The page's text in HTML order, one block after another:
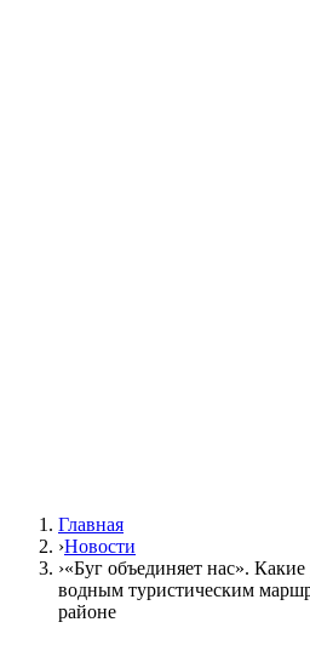
Главная
›Новости
›«Буг объединяет нас».
водным туристическим
районе